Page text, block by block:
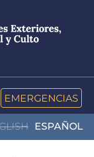
EMERGENCIAS
ESPAÑOL